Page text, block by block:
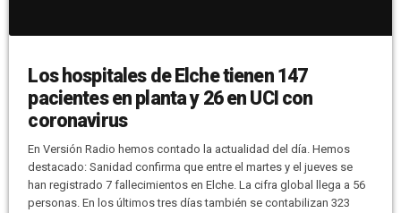
Los hospitales de Elche tienen 147
pacientes en planta y 26 en UCI con
coronavirus
En Versión Radio hemos contado la actualidad del día. Hemos
destacado: Sanidad confirma que entre el martes y el jueves se
han registrado 7 fallecimientos en Elche. La cifra global llega a 56
personas. En los últimos tres días también se contabilizan 323